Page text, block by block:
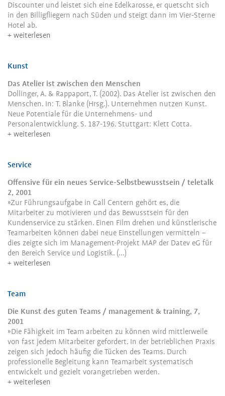
Discounter und leistet sich eine Edelkarosse, er quetscht sich
in den Billigfliegern nach Süden und steigt dann im Vier-Sterne
Hotel ab.
weiterlesen
Kunst
Das Atelier ist zwischen den Menschen
Dollinger, A. & Rappaport, T. (2002). Das Atelier ist zwischen den
Menschen. In: T. Blanke (Hrsg.). Unternehmen nutzen Kunst.
Neue Potentiale für die Unternehmens- und
Personalentwicklung. S. 187-196. Stuttgart: Klett Cotta.
weiterlesen
Service
Offensive für ein neues Service-Selbstbewusstsein / teletalk
2, 2001
»Zur Führungsaufgabe in Call Centern gehört es, die
Mitarbeiter zu motivieren und das Bewusstsein für den
Kundenservice zu stärken. Einen Film drehen und künstlerische
Teamarbeiten können dabei neue Einstellungen vermitteln –
dies zeigte sich im Management-Projekt MAP der Datev eG für
den Bereich Service und Logistik. (...)
weiterlesen
Team
Die Kunst des guten Teams / management & training, 7,
2001
»Die Fähigkeit im Team arbeiten zu können wird mittlerweile
von fast jedem Mitarbeiter gefordert. In der betrieblichen Praxis
zeigen sich jedoch häufig die Tücken des Teams. Durch
professionelle Begleitung kann Teamarbeit systematisch
entwickelt und gezielt vorangetrieben werden.
weiterlesen